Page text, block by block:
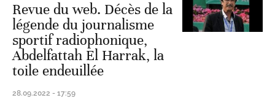
Revue du web. Décès de la
légende du journalisme
sportif radiophonique,
Abdelfattah El Harrak, la
toile endeuillée
28.09.2022 - 17:59